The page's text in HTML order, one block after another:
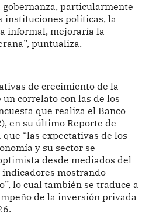
particularmente
instituciones políticas, la
informal, mejoraría la
puntualiza.
de crecimiento de la
correlato con las de los
que realiza el Banco
en su último Reporte de
“las expectativas de los
y su sector se
desde mediados del
mostrando
lo cual también se traduce a
de la inversión privada